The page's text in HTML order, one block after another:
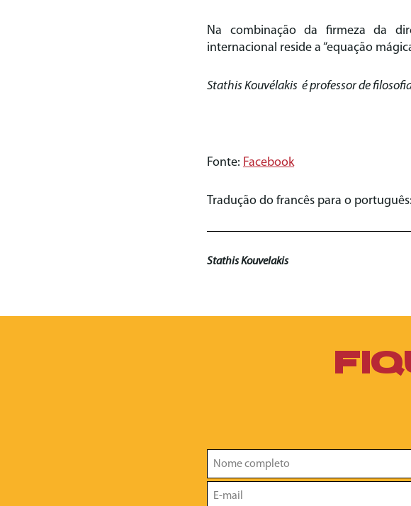
Na combinação da firmeza da
internacional reside a “equação
Stathis Kouvélakis é professor de
Fonte: Facebook
Tradução do francês para o português:
Stathis Kouvelakis